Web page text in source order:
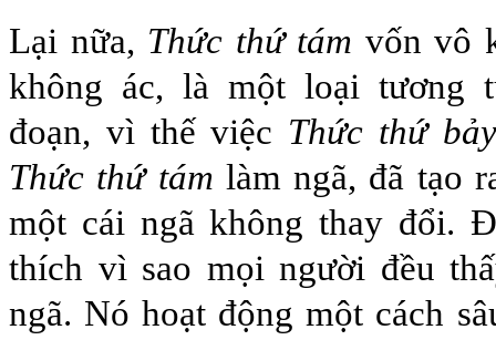
Lại nữa, Thức thứ tám vốn vô
không ác, là một loại tương
đoạn, vì thế việc Thức thứ bảy
Thức thứ tám làm ngã, đã tạo
một cái ngã không thay đổi.
thích vì sao mọi người đều
ngã. Nó hoạt động một cách